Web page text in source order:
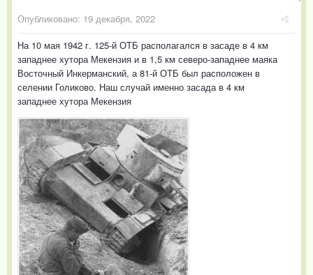
Опубликовано: 19 декабря, 2022
На 10 мая 1942 г. 125-й ОТБ располагался в засаде в 4 км
западнее хутора Мекензия и в 1,5 км северо-западнее маяка
Восточный Инкерманский, а 81-й ОТБ был расположен в
селении Голиково. Наш случай именно засада в 4 км
западнее хутора Мекензия